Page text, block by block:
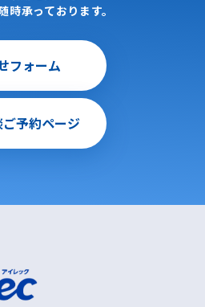
承っております。
フォーム
予約ページ